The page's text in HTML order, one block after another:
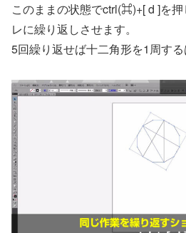
このままの状態でctrl(⌘)+[ d ]を
レに繰り返しさせます。
5回繰り返せば十二角形を1周する